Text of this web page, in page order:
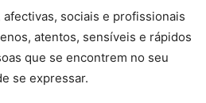
sociais e profissionais
atentos, sensíveis e rápidos
que se encontrem no seu
se expressar.